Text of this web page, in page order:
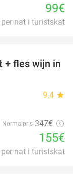
99€
per nat i turistskat
55%
+ fles wijn in
9.4 star
Normalpris 347€
155€
per nat i turistskat